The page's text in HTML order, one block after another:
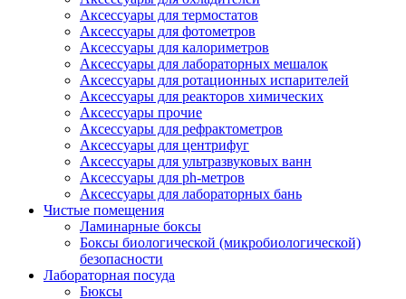
Аксессуары для термостатов
Аксессуары для фотометров
Аксессуары для калориметров
Аксессуары для лабораторных мешалок
Аксессуары для ротационных испарителей
Аксессуары для реакторов химических
Аксессуары прочие
Аксессуары для рефрактометров
Аксессуары для центрифуг
Аксессуары для ультразвуковых ванн
Аксессуары для ph-метров
Аксессуары для лабораторных бань
Чистые помещения
Ламинарные боксы
Боксы биологической (микробиологической)
безопасности
Лабораторная посуда
Бюксы